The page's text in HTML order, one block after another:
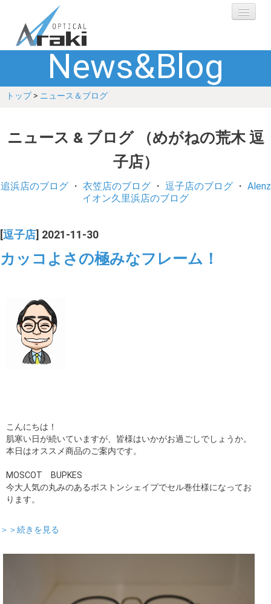
選ばれる理由
ブランド
ショップ
お客さまの声
コラム
ブログ
News&Blog
トップ> ニュース＆ブログ
ニュース & ブログ （めがねの荒木 逗
子店）
追浜店のブログ・ 衣笠店のブログ・ 逗子店のブログ・ Alenz
イオン久里浜店のブログ
逗子店 ] 2021-11-30
カッコよさの極みなフレーム！
こんにちは！
肌寒い日が続いていますが、皆様はいかがお過ごしでしょうか。
本日はオススメ商品のご案内です。
MOSCOT BUPKES
今大人気の丸みのあるボストンシェイプでセル巻仕様になってお
ります。
＞＞続きを見る